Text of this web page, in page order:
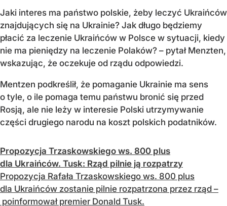
Jaki interes ma państwo polskie, żeby leczyć Ukraińców
znajdujących się na Ukrainie? Jak długo będziemy
płacić za leczenie Ukraińców w Polsce w sytuacji, kiedy
nie ma pieniędzy na leczenie Polaków? – pytał Menzten,
wskazując, że oczekuje od rządu odpowiedzi.
Mentzen podkreślił, że pomaganie Ukrainie ma sens
o tyle, o ile pomaga temu państwu bronić się przed
Rosją, ale nie leży w interesie Polski utrzymywanie
części drugiego narodu na koszt polskich podatników.
Propozycja Trzaskowskiego ws. 800 plus
dla Ukraińców. Tusk: Rząd pilnie ją rozpatrzy
Propozycja Rafała Trzaskowskiego ws. 800 plus
dla Ukraińców zostanie pilnie rozpatrzona przez rząd –
poinformował premier Donald Tusk.